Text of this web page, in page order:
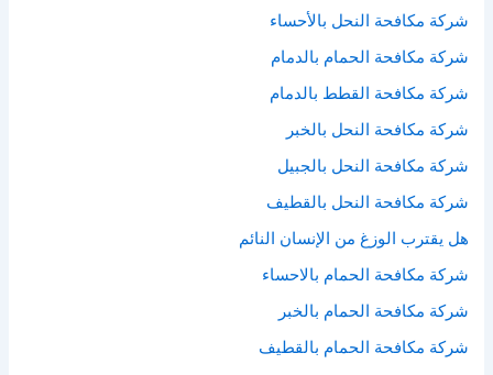
شركة مكافحة النحل بالأحساء
شركة مكافحة الحمام بالدمام
شركة مكافحة القطط بالدمام
شركة مكافحة النحل بالخبر
شركة مكافحة النحل بالجبيل
شركة مكافحة النحل بالقطيف
هل يقترب الوزغ من الإنسان النائم
شركة مكافحة الحمام بالاحساء
شركة مكافحة الحمام بالخبر
شركة مكافحة الحمام بالقطيف